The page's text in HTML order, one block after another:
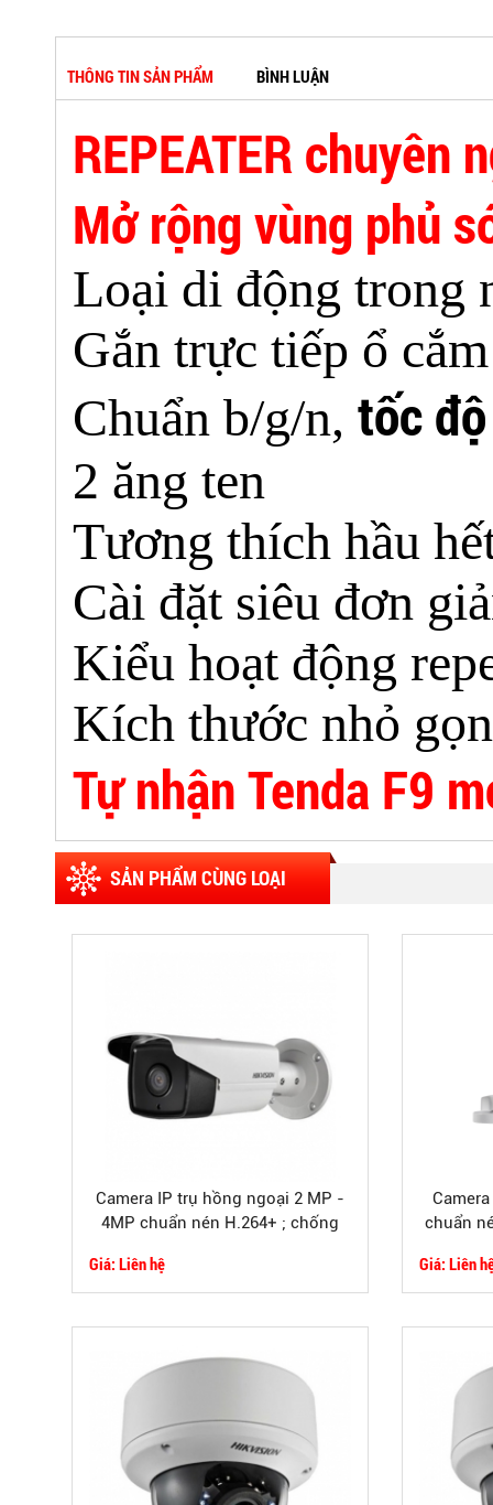
THÔNG TIN SẢN PHẨM BÌNH LUẬN
REPEATER chuyên
Mở rộng vùng phủ
Loại di động trong
Gắn trực tiếp ổ
Chuẩn b/g/n, tốc
2 ăng ten
Tương thích hầu
Cài đặt siêu đơn
Kiểu hoạt động
Kích thước nhỏ gọn
Tự nhận Tenda F9
SẢN PHẨM CÙNG LOẠI
Camera IP trụ hồng ngoại 2 MP -
4MP chuẩn nén H.264+ ; chống
Giá: Liên hệ
chuẩn
Giá: Liên